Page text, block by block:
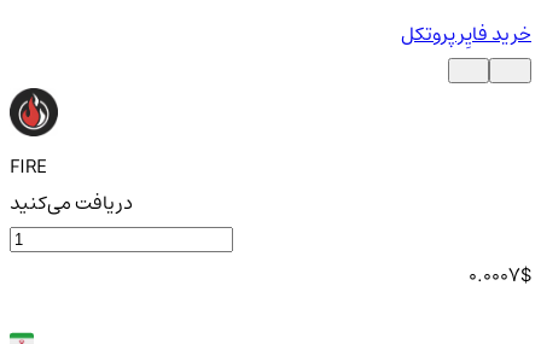
خرید فایِر پروتکل
FIRE
دریافت می‌کنید
0.0007$